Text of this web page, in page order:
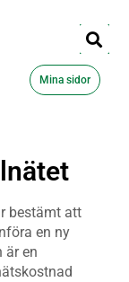
Mina sidor
bestämt att
en ny
är en